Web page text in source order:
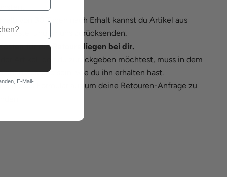
von 30 Tagen nach Erhalt kannst du Artikel aus
Bestellung an uns zurücksenden.
für die Retoure liegen bei dir.
Artikel, den du zurückgeben möchtest, muss in dem
Zustand sein, wie du ihn erhalten hast.
dieses Formular
aus um deine Retouren-Anfrage zu
E-Mail-